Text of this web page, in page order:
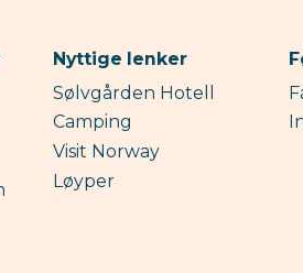
Nyttige lenker
Sølvgården Hotell
Camping
Visit Norway
Løyper